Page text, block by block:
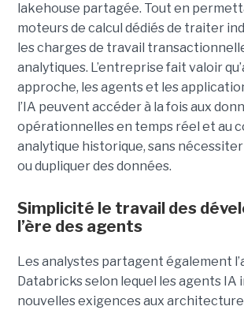
lakehouse partagée. Tout en
moteurs de calcul dédiés de traiter
les charges de travail
analytiques. L’entreprise fait valoir
approche, les agents et les
l’IA peuvent accéder à la fois aux
opérationnelles en temps réel et au
analytique historique, sans
ou dupliquer des données.
Simplicité le travail des
l’ère des agents
Les analystes partagent également
Databricks selon lequel les agents IA
nouvelles exigences aux